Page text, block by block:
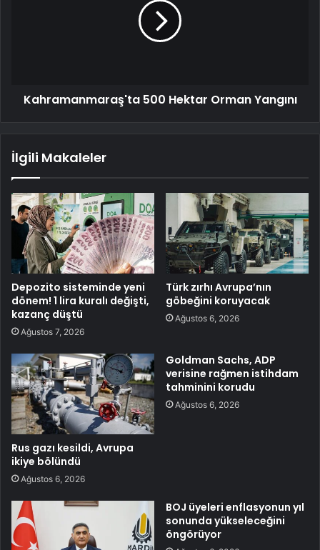
Kahramanmaraş'ta 500 Hektar Orman Yangını
İlgili Makaleler
Depozito sisteminde yeni
dönem! 1 lira kuralı değişti,
kazanç düştü
Ağustos 7, 2026
Türk zırhı Avrupa’nın
göbeğini koruyacak
Ağustos 6, 2026
Rus gazı kesildi, Avrupa
ikiye bölündü
Ağustos 6, 2026
Goldman Sachs, ADP
verisine rağmen istihdam
tahminini korudu
Ağustos 6, 2026
BOJ üyeleri enflasyonun yıl
sonunda yükseleceğini
öngörüyor